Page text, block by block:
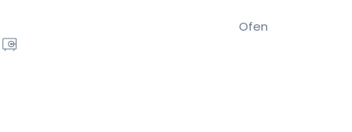
Ofen